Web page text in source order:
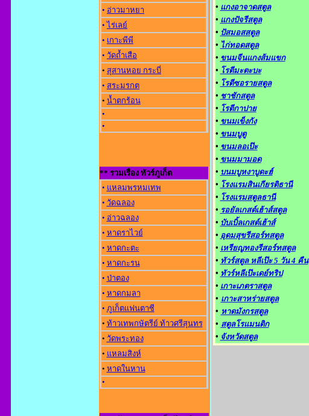
• อ่าวมาหยา
• ไร่เลย์
• เกาะพีพี
• วัดถ้ำเสือ
• สุสานหอย กระบี่
• สระมรกต
• น้ำตกร้อน
•
•
** รวมเรื่อง ทัวร์ภูเก็ต
• แหลมพรหมเทพ
• วัดฉลอง
• อ่าวฉลอง
• หาดราไวย์
• หาดกะตะ
• หาดกะรน
• ป่าตอง
• หาดกมลา
• ภูเก็ตแฟนตาซี
• ท้าวเทพกษัตรีย์ ท้าวศรีสุนทร
• วัดพระทอง
• แหลมสิงห์
• หาดในหาน
•
• แกงอาจาดสตูล
• แกงปัจรีสตูล
• ปัสมอสสตูล
• ไก่ทอดสตูล
• ขนมจีนแกงส้มแขก
• โรตีมะตะบะ
• โรตีซอรายสตูล
• ชาชักสตูล
• โรตีกาปาย
• ขนมเข็งกัง
• ขนมบูตู
• ขนมลอเป๊ะ
• ขนมมามอด
• บนมบูหงาบูดะฮ์
• โรงแรมสินเกียรติธานี
• โรงแรมสตูลธานี
• รอยัลเกสต์เฮ้าส์สตูล
• บับเบิ้ลเกสต์เฮ้าส์
• อุดมสุขรีสอร์ทสตูล
• เหรียญทองรีสอร์ทสตูล
• ทัวร์สตูล หลีเป๊ะ 5 วัน 4 คืน
• ทัวร์หลีเป๊ะเดย์ทริป
• เกาะเภตราสตูล
• เกาะสาหร่ายสตูล
• หาดมังกรสตูล
• สตูลโรแมนติก
• จังหวัดสตูล